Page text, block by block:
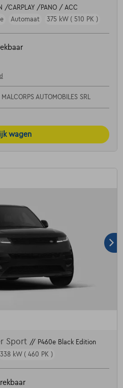
/CARPLAY /PANO / ACC
Automaat 375 kW ( 510 PK )
MALCORPS AUTOMOBILES SRL
wagen
Sport // P460e Black Edition
338 kW ( 460 PK )